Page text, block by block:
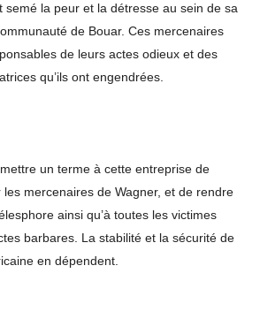
semé la peur et la détresse au sein de sa
de Bouar. Ces mercenaires
de leurs actes odieux et des
qu’ils ont engendrées.
un terme à cette entreprise de
mercenaires de Wagner, et de rendre
ainsi qu’à toutes les victimes
barbares. La stabilité et la sécurité de
en dépendent.